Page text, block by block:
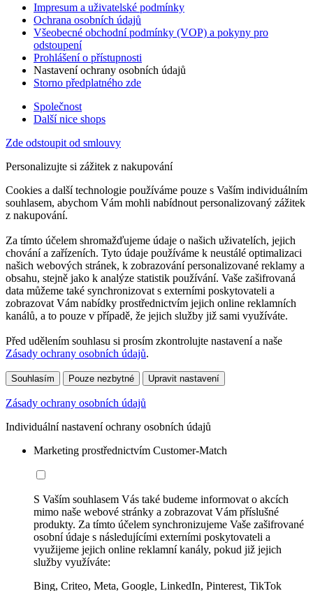
Impresum a uživatelské podmínky
Ochrana osobních údajů
Všeobecné obchodní podmínky (VOP) a pokyny pro
odstoupení
Prohlášení o přístupnosti
Nastavení ochrany osobních údajů
Storno předplatného zde
Společnost
Další nice shops
Zde odstoupit od smlouvy
Personalizujte si zážitek z nakupování
Cookies a další technologie používáme pouze s Vaším individuálním
souhlasem, abychom Vám mohli nabídnout personalizovaný zážitek
z nakupování.
Za tímto účelem shromažďujeme údaje o našich uživatelích, jejich
chování a zařízeních. Tyto údaje používáme k neustálé optimalizaci
našich webových stránek, k zobrazování personalizované reklamy a
obsahu, stejně jako k analýze statistik používání. Vaše zašifrovaná
data můžeme také synchronizovat s externími poskytovateli a
zobrazovat Vám nabídky prostřednictvím jejich online reklamních
kanálů, a to pouze v případě, že jejich služby již sami využíváte.
Před udělením souhlasu si prosím zkontrolujte nastavení a naše
Zásady ochrany osobních údajů.
Souhlasím Pouze nezbytné Upravit nastavení
Zásady ochrany osobních údajů
Individuální nastavení ochrany osobních údajů
Marketing prostřednictvím Customer-Match
S Vaším souhlasem Vás také budeme informovat o akcích
mimo naše webové stránky a zobrazovat Vám příslušné
produkty. Za tímto účelem synchronizujeme Vaše zašifrované
osobní údaje s následujícími externími poskytovateli a
využijeme jejich online reklamní kanály, pokud již jejich
služby využíváte:
Bing, Criteo, Meta, Google, LinkedIn, Pinterest, TikTok